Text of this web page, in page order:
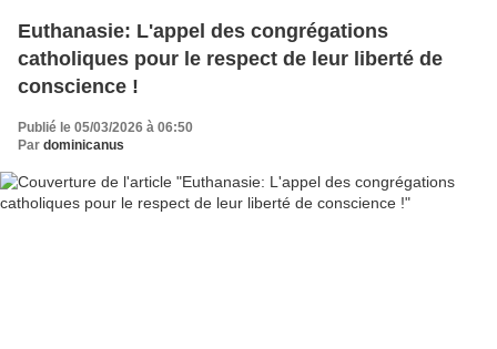
Euthanasie: L'appel des congrégations
catholiques pour le respect de leur liberté de
conscience !
Publié le 05/03/2026 à 06:50
Par dominicanus